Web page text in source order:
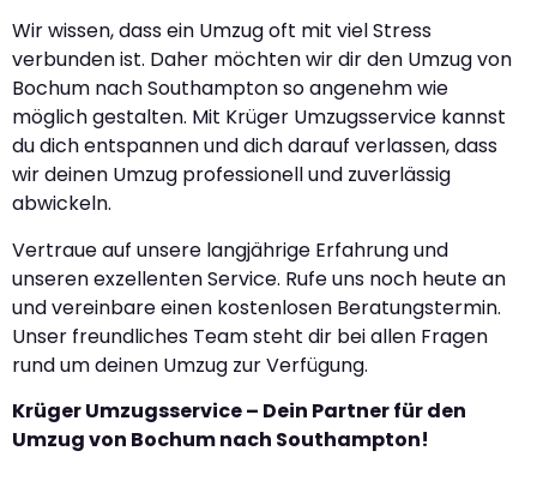
Wir wissen, dass ein Umzug oft mit viel Stress
verbunden ist. Daher möchten wir dir den Umzug von
Bochum nach Southampton so angenehm wie
möglich gestalten. Mit Krüger Umzugsservice kannst
du dich entspannen und dich darauf verlassen, dass
wir deinen Umzug professionell und zuverlässig
abwickeln.
Vertraue auf unsere langjährige Erfahrung und
unseren exzellenten Service. Rufe uns noch heute an
und vereinbare einen kostenlosen Beratungstermin.
Unser freundliches Team steht dir bei allen Fragen
rund um deinen Umzug zur Verfügung.
Krüger Umzugsservice – Dein Partner für den
Umzug von Bochum nach Southampton!